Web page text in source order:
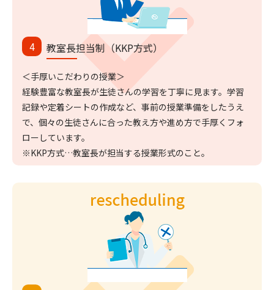
教室長担当制（KKP方式）
＜手厚いこだわりの授業＞
経験豊富な教室長が生徒さんの学習を丁寧に見ます。学習
記録や定着シートの作成など、事前の授業準備をしたうえ
で、個々の生徒さんに合った教え方や進め方で手厚くフォ
ローしています。
※KKP方式…教室長が担当する授業形式のこと。